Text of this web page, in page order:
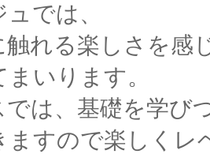
では、
触れる楽しさを感
いります。
では、基礎を学び
ますので楽しくレ